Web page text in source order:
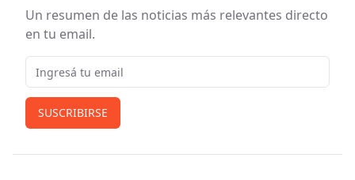
Un resumen de las noticias más relevantes directo
en tu email.
Email
SUSCRIBIRSE